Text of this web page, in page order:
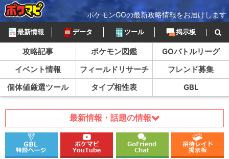
ポケモンGOの最新攻略情報をお届けします
最新情報 データ ツール 掲示板
攻略記事 ポケモン図鑑
GOバトルリーグ
イベント情報
フィールドリサーチ
フレンド募集
個体値厳選ツール
タイプ相性表 GBL
最新情報・話題の情報